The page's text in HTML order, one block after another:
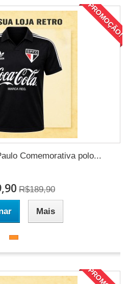
PROMOÇÃO!
Comemorativa polo...
R$189,90
Mais